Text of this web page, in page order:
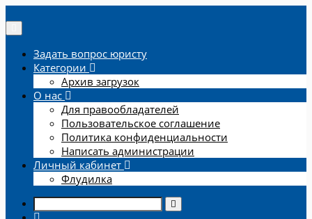
Задать вопрос юристу
Категории
Архив загрузок
О нас
Для правообладателей
Пользовательское соглашение
Политика конфиденциальности
Написать администрации
Личный кабинет
Флудилка